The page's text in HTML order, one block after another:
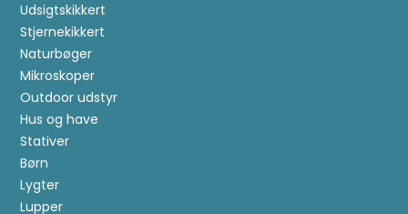
Udsigtskikkert
Stjernekikkert
Naturbøger
Mikroskoper
Outdoor udstyr
Hus og have
Stativer
Børn
Lygter
Lupper